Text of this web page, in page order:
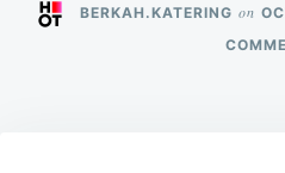
BERKAH.KATERING on